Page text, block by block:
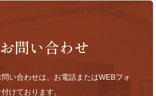
お問い合わせ
い合わせは、お電話またはWEBフォ
けております。